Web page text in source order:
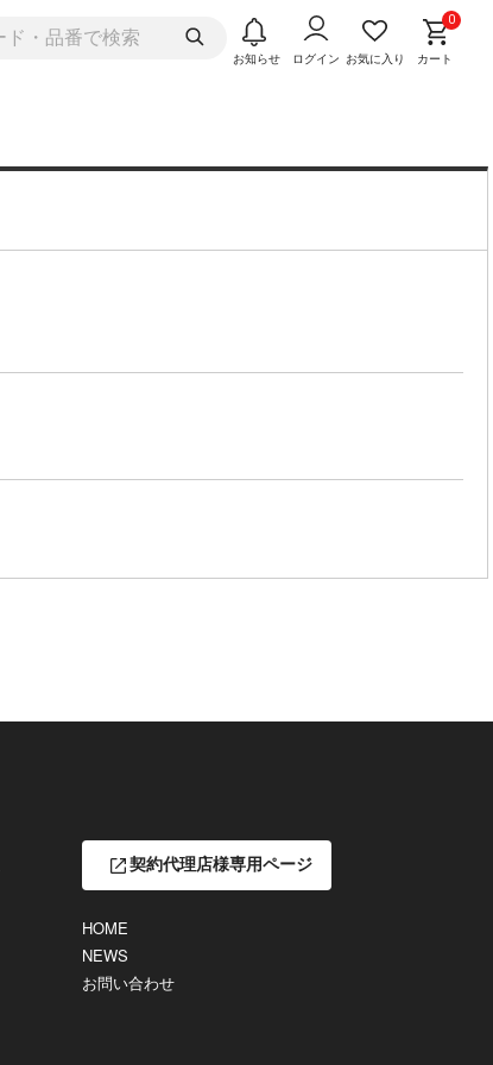
お知らせ ログイン お気に入り
0
カート
契約代理店様専用ページ
HOME
NEWS
お問い合わせ